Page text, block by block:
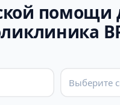
помощи
Выберите